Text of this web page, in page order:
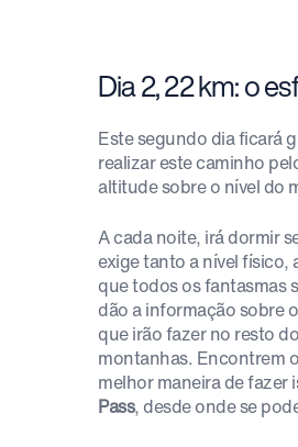
Dia 2, 22 km: o
Este segundo dia ficará
realizar este caminho
altitude sobre o nível do
A cada noite, irá dormir
exige tanto a nível físico,
que todos os fantasmas
dão a informação sobre
que irão fazer no resto
montanhas. Encontrem
melhor maneira de fazer
Pass, desde onde se